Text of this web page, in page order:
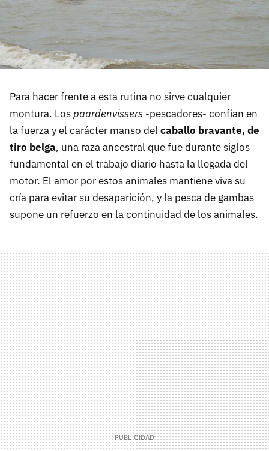
Para hacer frente a esta rutina no sirve cualquier
montura. Lospaardenvissers -pescadores- confían en
la fuerza y el carácter manso del caballo bravante, de
tiro belga, una raza ancestral que fue durante siglos
fundamental en el trabajo diario hasta la llegada del
motor. El amor por estos animales mantiene viva su
cría para evitar su desaparición, y la pesca de gambas
supone un refuerzo en la continuidad de los animales.